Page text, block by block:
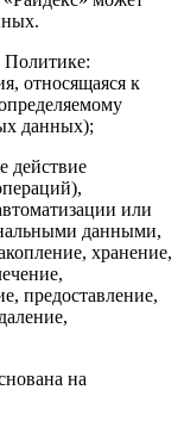
Политике:
относящаяся к
данных);
действие
или
данными,
хранение,
предоставление,
на